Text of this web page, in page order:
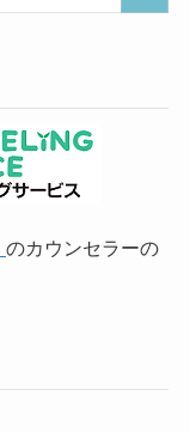
のカウンセラーの